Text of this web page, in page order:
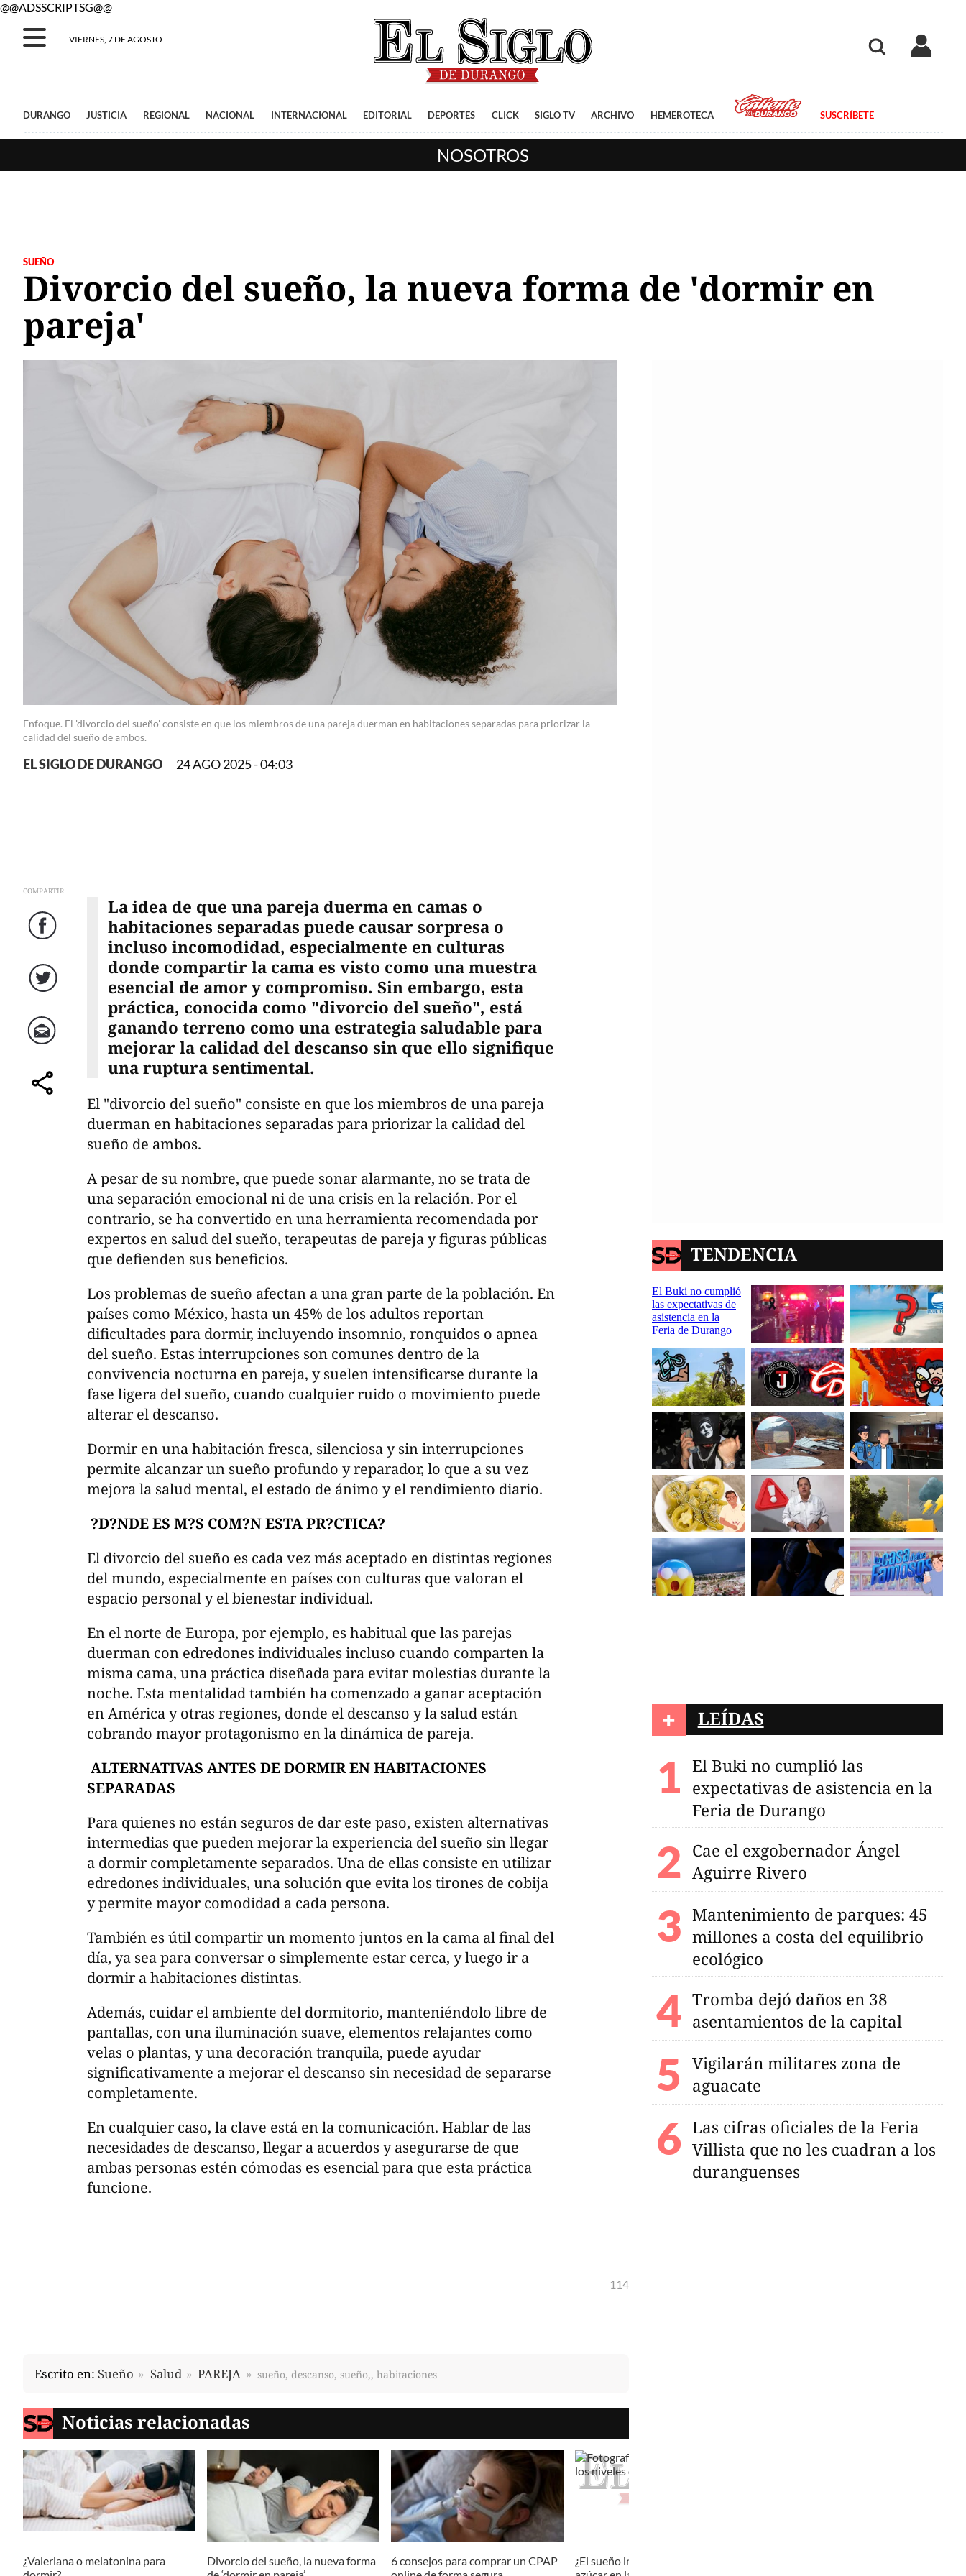
@@ADSSCRIPTSG@@
VIERNES, 7 DE AGOSTO
DURANGO JUSTICIA REGIONAL NACIONAL INTERNACIONAL EDITORIAL DEPORTES CLICK SIGLO TV ARCHIVO HEMEROTECA SUSCRÍBETE
NOSOTROS
SUEÑO
Divorcio del sueño, la nueva forma de 'dormir en
pareja'
Enfoque. El 'divorcio del sueño' consiste en que los miembros de una pareja duerman en habitaciones separadas para priorizar la
calidad del sueño de ambos.
EL SIGLO DE DURANGO 24 AGO 2025 - 04:03
COMPARTIR
Facebook
Twitter
Correo
comparte
La idea de que una pareja duerma en camas o
habitaciones separadas puede causar sorpresa o
incluso incomodidad, especialmente en culturas
donde compartir la cama es visto como una muestra
esencial de amor y compromiso. Sin embargo, esta
práctica, conocida como "divorcio del sueño", está
ganando terreno como una estrategia saludable para
mejorar la calidad del descanso sin que ello signifique
una ruptura sentimental.
El "divorcio del sueño" consiste en que los miembros de una pareja
duerman en habitaciones separadas para priorizar la calidad del
sueño de ambos.
A pesar de su nombre, que puede sonar alarmante, no se trata de
una separación emocional ni de una crisis en la relación. Por el
contrario, se ha convertido en una herramienta recomendada por
expertos en salud del sueño, terapeutas de pareja y figuras públicas
que defienden sus beneficios.
Los problemas de sueño afectan a una gran parte de la población. En
países como México, hasta un 45% de los adultos reportan
dificultades para dormir, incluyendo insomnio, ronquidos o apnea
del sueño. Estas interrupciones son comunes dentro de la
convivencia nocturna en pareja, y suelen intensificarse durante la
fase ligera del sueño, cuando cualquier ruido o movimiento puede
alterar el descanso.
Dormir en una habitación fresca, silenciosa y sin interrupciones
permite alcanzar un sueño profundo y reparador, lo que a su vez
mejora la salud mental, el estado de ánimo y el rendimiento diario.
?D?NDE ES M?S COM?N ESTA PR?CTICA?
El divorcio del sueño es cada vez más aceptado en distintas regiones
del mundo, especialmente en países con culturas que valoran el
espacio personal y el bienestar individual.
En el norte de Europa, por ejemplo, es habitual que las parejas
duerman con edredones individuales incluso cuando comparten la
misma cama, una práctica diseñada para evitar molestias durante la
noche. Esta mentalidad también ha comenzado a ganar aceptación
en América y otras regiones, donde el descanso y la salud están
cobrando mayor protagonismo en la dinámica de pareja.
ALTERNATIVAS ANTES DE DORMIR EN HABITACIONES
SEPARADAS
Para quienes no están seguros de dar este paso, existen alternativas
intermedias que pueden mejorar la experiencia del sueño sin llegar
a dormir completamente separados. Una de ellas consiste en utilizar
edredones individuales, una solución que evita los tirones de cobija
y permite mayor comodidad a cada persona.
También es útil compartir un momento juntos en la cama al final del
día, ya sea para conversar o simplemente estar cerca, y luego ir a
dormir a habitaciones distintas.
Además, cuidar el ambiente del dormitorio, manteniéndolo libre de
pantallas, con una iluminación suave, elementos relajantes como
velas o plantas, y una decoración tranquila, puede ayudar
significativamente a mejorar el descanso sin necesidad de separarse
completamente.
En cualquier caso, la clave está en la comunicación. Hablar de las
necesidades de descanso, llegar a acuerdos y asegurarse de que
ambas personas estén cómodas es esencial para que esta práctica
funcione.
114
Escrito en: Sueño Salud PAREJA sueño, descanso, sueño,, habitaciones
Noticias relacionadas
¿Valeriana o melatonina para
Divorcio del sueño, la nueva forma
6 consejos para comprar un CPAP
¿El sueño influye en los niveles de
TENDENCIA
+ LEÍDAS
El Buki no cumplió las
expectativas de asistencia en la
Feria de Durango
Cae el exgobernador Ángel
Aguirre Rivero
Mantenimiento de parques: 45
millones a costa del equilibrio
ecológico
Tromba dejó daños en 38
asentamientos de la capital
Vigilarán militares zona de
aguacate
Las cifras oficiales de la Feria
Villista que no les cuadran a los
duranguenses